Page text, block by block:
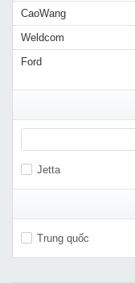
CaoWang
Weldcom
Ford
Jetta
Trung quốc